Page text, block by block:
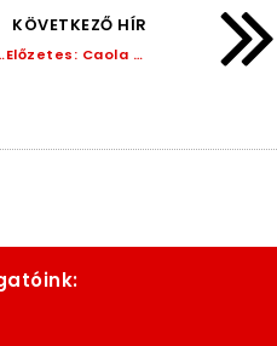
megérdemelt!
KÖVETKEZŐ HÍR
Előzetes: Caola SC Sopron – Dorogi FC